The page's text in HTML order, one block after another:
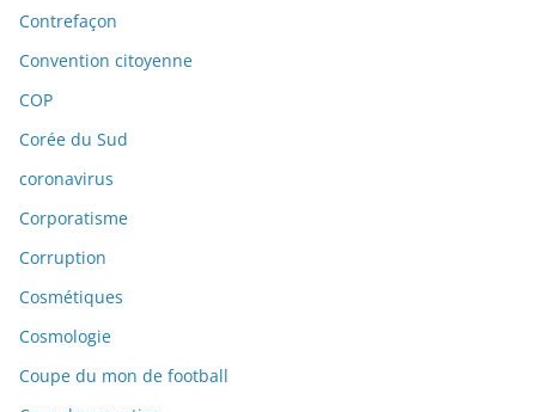
Contrefaçon
Convention citoyenne
COP
Corée du Sud
coronavirus
Corporatisme
Corruption
Cosmétiques
Cosmologie
Coupe du mon de football